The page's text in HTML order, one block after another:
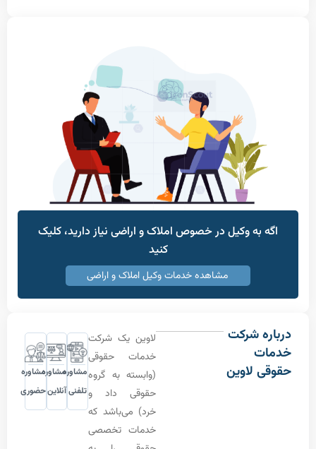
به وکیل در خصوص املاک و اراضی نیاز دارید، کلیک
مشاهده خدمات وکیل املاک و اراضی
شرکت
لاوین
لاوین یک شرکت
خدمات حقوقی
(وابسته به گروه
حقوقی داد و
خرد) می‌باشد که
خدمات تخصصی
مشاوره
تلفنی
مشاوره
آنلاین
مشاوره
حضوری